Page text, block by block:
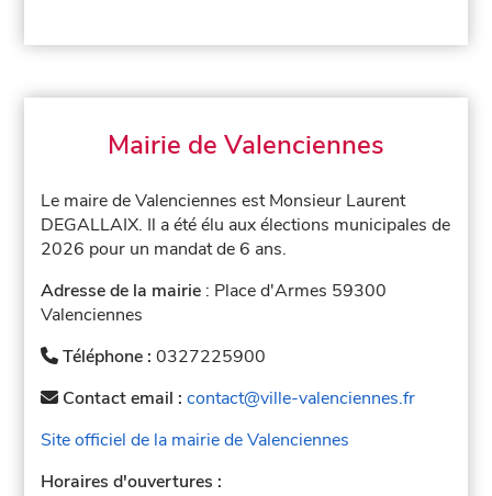
Mairie de Valenciennes
Le maire de Valenciennes est Monsieur Laurent
DEGALLAIX. Il a été élu aux élections municipales de
2026 pour un mandat de 6 ans.
Adresse de la mairie : Place d'Armes 59300
Valenciennes
Téléphone :0327225900
Contact email :contact@ville-valenciennes.fr
Site officiel de la mairie de Valenciennes
Horaires d'ouvertures :